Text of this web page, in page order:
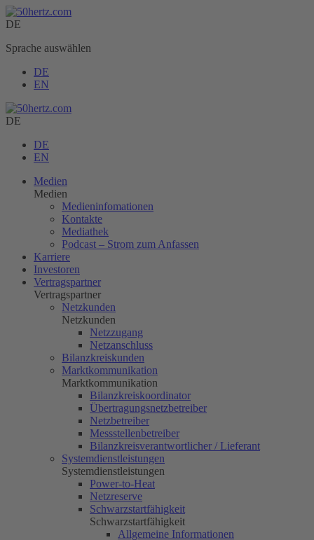
DE
Sprache auswählen
DE
EN
DE
DE
EN
Medien
Medien
Medieninfomationen
Kontakte
Mediathek
Podcast – Strom zum Anfassen
Karriere
Investoren
Vertragspartner
Vertragspartner
Netzkunden
Netzkunden
Netzzugang
Netzanschluss
Bilanzkreiskunden
Marktkommunikation
Marktkommunikation
Bilanzkreiskoordinator
Übertragungsnetzbetreiber
Netzbetreiber
Messstellenbetreiber
Bilanzkreisverantwortlicher / Lieferant
Systemdienstleistungen
Systemdienstleistungen
Power-to-Heat
Netzreserve
Schwarzstartfähigkeit
Schwarzstartfähigkeit
Allgemeine Informationen